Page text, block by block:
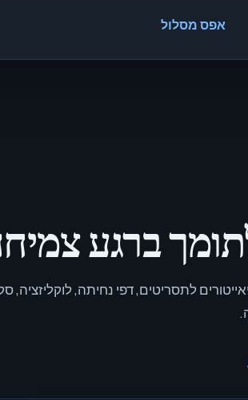
אפס מסלול
ברגע
לתסריטים, דפי נחיתה, לוקליזציה,